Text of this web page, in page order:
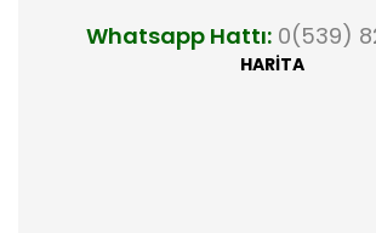
Whatsapp Hattı: 0(539)
HARİTA